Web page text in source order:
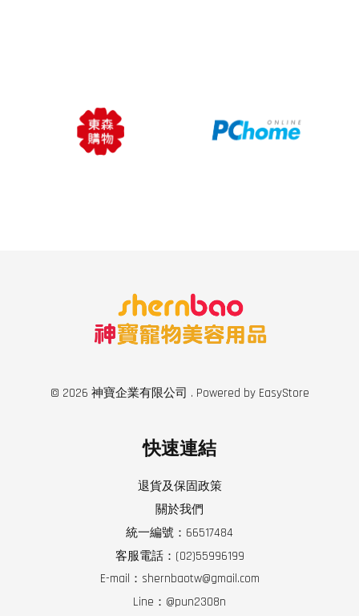
© 2026 神寶企業有限公司 . Powered by EasyStore
快速連結
退貨及保固政策
關於我們
統一編號：66517484
客服電話：(02)55996199
E-mail：shernbaotw@gmail.com
Line：@pun2308n